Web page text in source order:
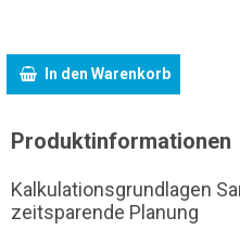
In den Warenkorb
Produktinformationen
Kalkulationsgrundlagen
zeitsparende Planung